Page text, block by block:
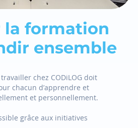
la formation
ensemble
chez CODiLOG doit
chacun d’apprendre et
et personnellement.
grâce aux initiatives